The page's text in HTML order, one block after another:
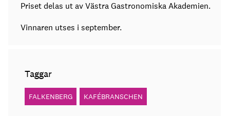
Priset delas ut av Västra Gastronomiska Akademien.
Vinnaren utses i september.
Taggar
FALKENBERG KAFÉBRANSCHEN